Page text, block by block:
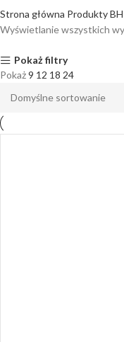
Strona główna Produkty
Wyświetlanie wszystkich
Pokaż filtry
Pokaż9 12 18 24